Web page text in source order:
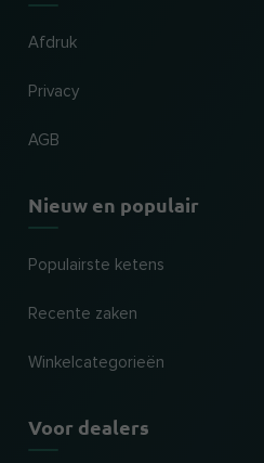
Afdruk
Privacy
AGB
Nieuw en populair
Populairste ketens
Recente zaken
Winkelcategorieën
Voor dealers